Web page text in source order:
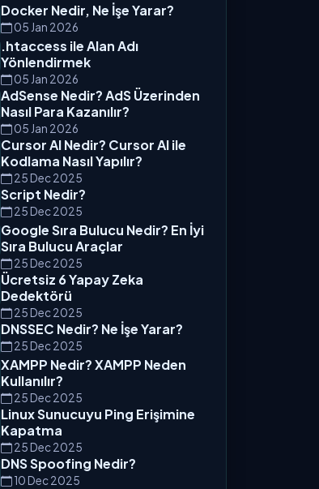
Docker Nedir, Ne İşe Yarar?
05 Jan 2026
.htaccess ile Alan Adı
Yönlendirmek
05 Jan 2026
AdSense Nedir? AdS Üzerinden
Nasıl Para Kazanılır?
05 Jan 2026
Cursor AI Nedir? Cursor AI ile
Kodlama Nasıl Yapılır?
25 Dec 2025
Script Nedir?
25 Dec 2025
Google Sıra Bulucu Nedir? En İyi
Sıra Bulucu Araçlar
25 Dec 2025
Ücretsiz 6 Yapay Zeka
Dedektörü
25 Dec 2025
DNSSEC Nedir? Ne İşe Yarar?
25 Dec 2025
XAMPP Nedir? XAMPP Neden
Kullanılır?
25 Dec 2025
Linux Sunucuyu Ping Erişimine
Kapatma
25 Dec 2025
DNS Spoofing Nedir?
10 Dec 2025